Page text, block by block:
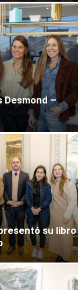
Desmond –
su libro